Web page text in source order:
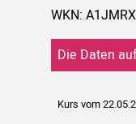
WKN:
Die Daten
Kurs vom